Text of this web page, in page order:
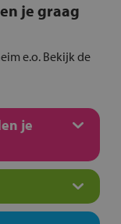
je graag
e.o. Bekijk de
je